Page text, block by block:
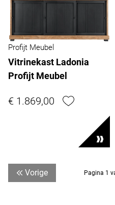
Profijt Meubel
Vitrinekast Ladonia
Profijt Meubel
€ 1.869,00
Vorige Pagina 1